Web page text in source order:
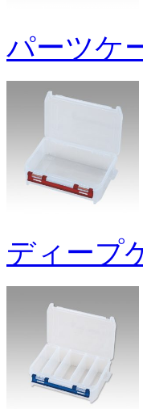
パーツケ
ディープ